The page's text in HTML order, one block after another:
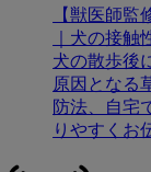
【獣医師
｜犬の接
犬の散歩後
原因となる
防法、自宅
りやすくお